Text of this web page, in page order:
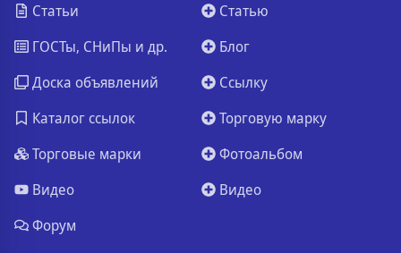
Статьи
ГОСТы, СНиПы и др.
Доска объявлений
Каталог ссылок
Торговые марки
Видео
Форум
Статью
Блог
Ссылку
Торговую марку
Фотоальбом
Видео